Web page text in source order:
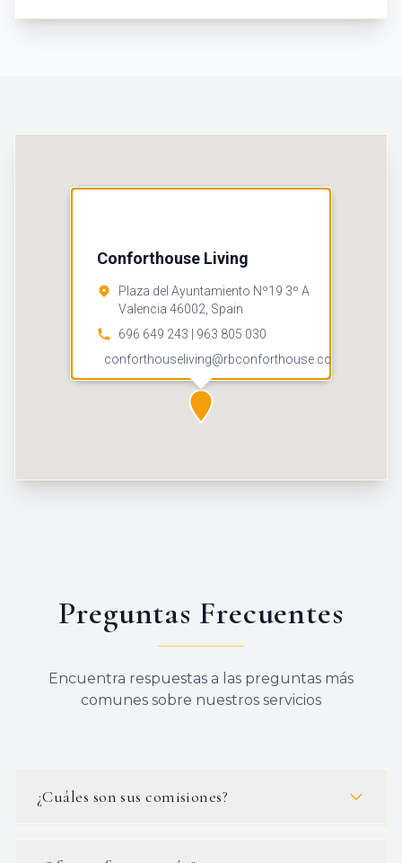
Conforthouse Living
Plaza del Ayuntamiento Nº19 3º A
Valencia 46002, Spain
696 649 243 | 963 805 030
conforthouseliving@rbconforthouse.com
Cómo llegar
Preguntas Frecuentes
Encuentra respuestas a las preguntas más
comunes sobre nuestros servicios
¿Cuáles son sus comisiones?